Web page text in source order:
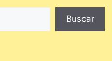
Buscar